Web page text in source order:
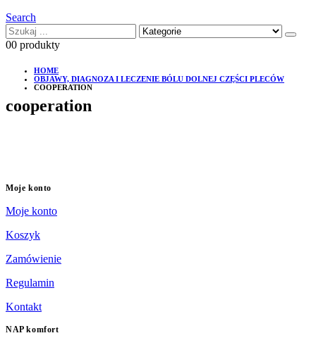
Search
00 produkty
HOME
OBJAWY, DIAGNOZA I LECZENIE BÓLU DOLNEJ CZĘŚCI PLECÓW
COOPERATION
cooperation
Moje konto
Moje konto
Koszyk
Zamówienie
Regulamin
Kontakt
NAP komfort